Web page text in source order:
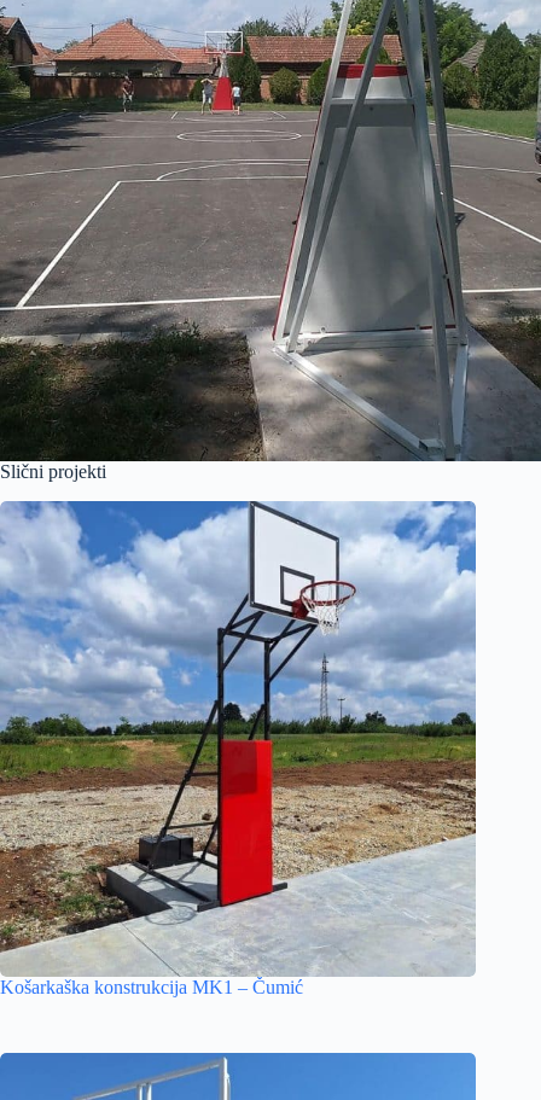
Slični projekti
Košarkaška konstrukcija MK1 – Čumić